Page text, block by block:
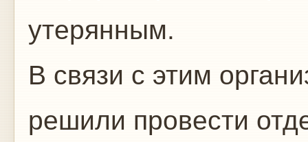
утерянным.
В связи с этим
решили провести